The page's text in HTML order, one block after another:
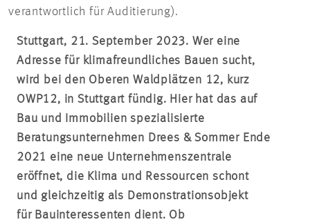
verantwortlich für Auditierung).
Stuttgart, 21. September 2023. Wer eine
Adresse für klimafreundliches Bauen sucht,
wird bei den Oberen Waldplätzen 12, kurz
OWP12, in Stuttgart fündig. Hier hat das auf
Bau und Immobilien spezialisierte
Beratungsunternehmen Drees & Sommer Ende
2021 eine neue Unternehmenszentrale
eröffnet, die Klima und Ressourcen schont
und gleichzeitig als Demonstrationsobjekt
für Bauinteressenten dient. Ob